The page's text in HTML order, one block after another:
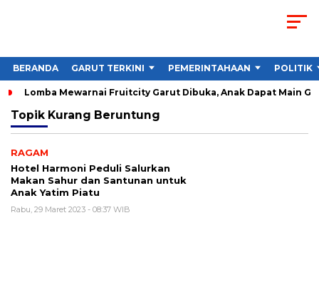
BERANDA GARUT TERKINI PEMERINTAHAAN POLITIK
Lomba Mewarnai Fruitcity Garut Dibuka, Anak Dapat Main
Topik Kurang Beruntung
RAGAM
Hotel Harmoni Peduli Salurkan
Makan Sahur dan Santunan untuk
Anak Yatim Piatu
Rabu, 29 Maret 2023 - 08:37 WIB